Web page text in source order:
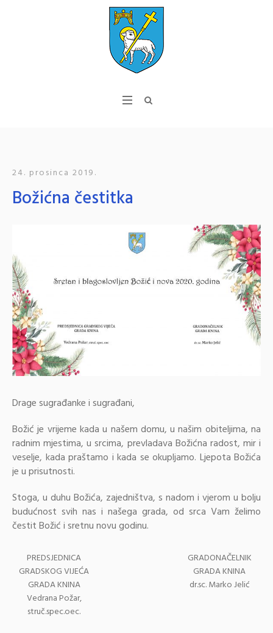
24. prosinca 2019.
Božićna čestitka
Drage sugrađanke i sugrađani,
Božić je vrijeme kada u našem domu, u našim obiteljima, na
radnim mjestima, u srcima, prevladava Božićna radost, mir i
veselje, kada praštamo i kada se okupljamo. Ljepota Božića
je u prisutnosti.
Stoga, u duhu Božića, zajedništva, s nadom i vjerom u bolju
budućnost svih nas i našega grada, od srca Vam želimo
čestit Božić i sretnu novu godinu.
PREDSJEDNICA
GRADSKOG VIJEĆA
GRADA KNINA
Vedrana Požar,
struč.spec.oec.
GRADONAČELNIK
GRADA KNINA
dr.sc. Marko Jelić